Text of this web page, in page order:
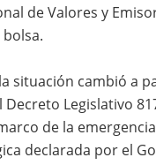
de Valores y
situación cambió a
Legislativo
de la
declarada por el